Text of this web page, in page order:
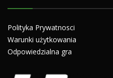
Polityka Prywatnosci
Warunki użytkowania
Odpowiedzialna gra